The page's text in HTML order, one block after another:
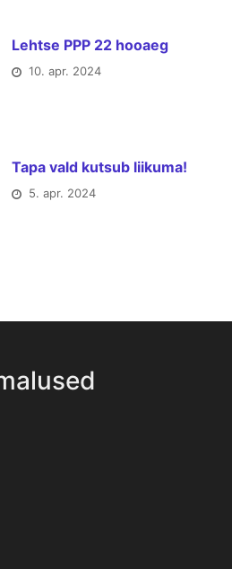
Lehtse PPP 22 hooaeg
10. apr. 2024
Tapa vald kutsub liikuma!
5. apr. 2024